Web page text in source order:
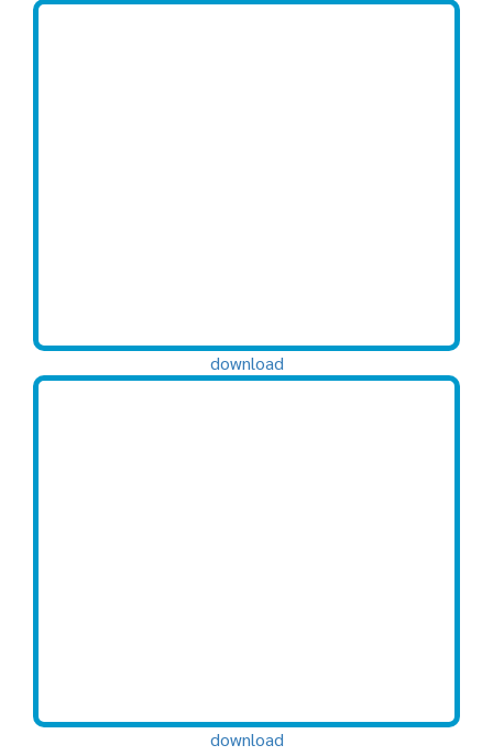
download
download